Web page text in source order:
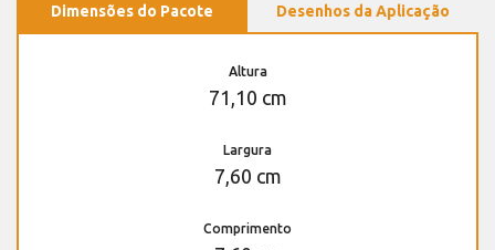
Dimensões do Pacote Desenhos da Aplicação
Altura
71,10 cm
Largura
7,60 cm
Comprimento